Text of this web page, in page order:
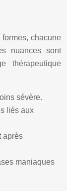
chacune
nuances sont
thérapeutique
sévère.
liés aux
après
maniaques